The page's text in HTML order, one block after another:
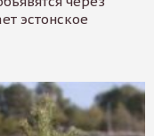
эстонское